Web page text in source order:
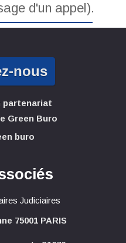
d'un appel).
nous
partenariat
Green Buro
Judiciaires
75001 PARIS